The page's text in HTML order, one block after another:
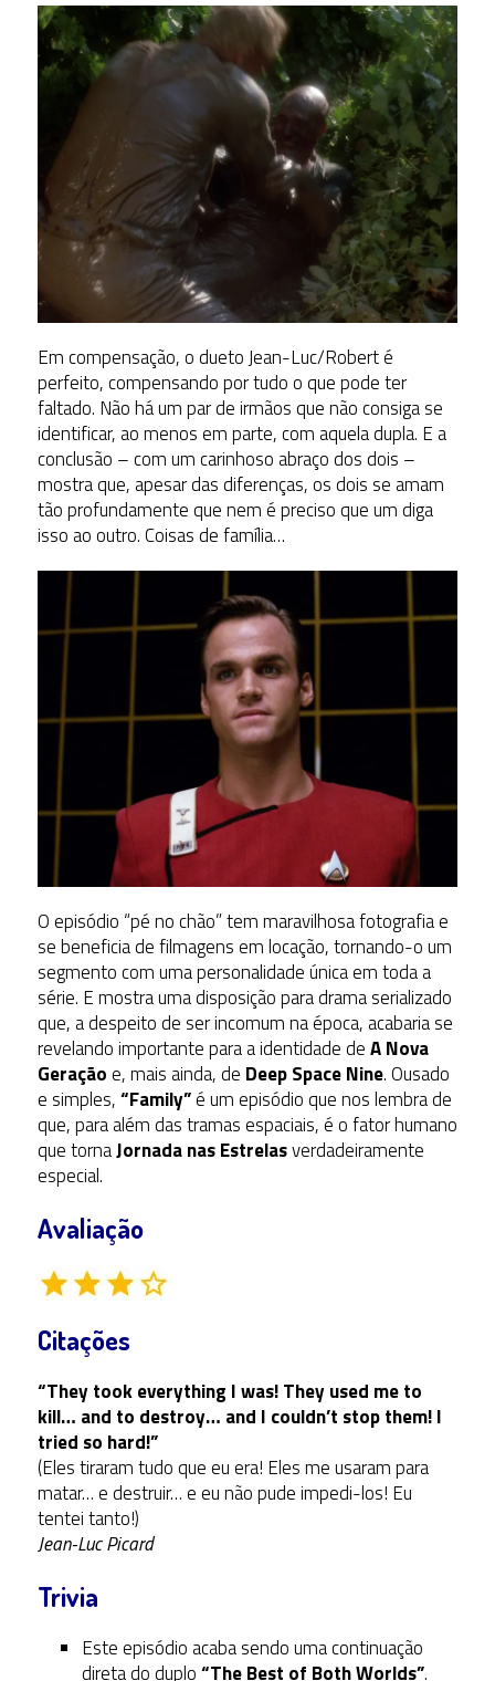
Em compensação, o dueto Jean-Luc/Robert é
perfeito, compensando por tudo o que pode ter
faltado. Não há um par de irmãos que não consiga se
identificar, ao menos em parte, com aquela dupla. E a
conclusão – com um carinhoso abraço dos dois –
mostra que, apesar das diferenças, os dois se amam
tão profundamente que nem é preciso que um diga
isso ao outro. Coisas de família…
O episódio “pé no chão” tem maravilhosa fotografia e
se beneficia de filmagens em locação, tornando-o um
segmento com uma personalidade única em toda a
série. E mostra uma disposição para drama serializado
que, a despeito de ser incomum na época, acabaria se
revelando importante para a identidade deA Nova
Geraçãoe, mais ainda, de Deep Space Nine. Ousado
e simples,“Family”é um episódio que nos lembra de
que, para além das tramas espaciais, é o fator humano
que tornaJornada nas Estrelasverdadeiramente
especial.
Avaliação
Citações
“They took everything I was! They used me to
kill… and to destroy… and I couldn’t stop them! I
tried so hard!”
(Eles tiraram tudo que eu era! Eles me usaram para
matar… e destruir… e eu não pude impedi-los! Eu
tentei tanto!)
Jean-Luc Picard
Trivia
Este episódio acaba sendo uma continuação
direta do duplo“The Best of Both Worlds”.